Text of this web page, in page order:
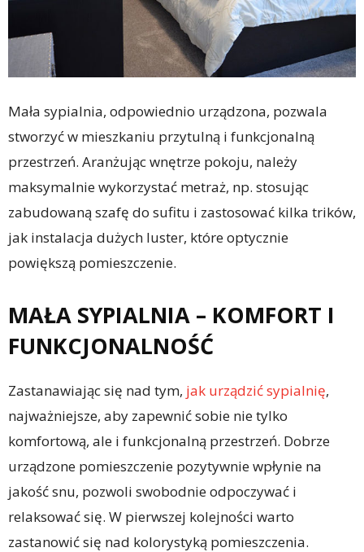
Mała sypialnia, odpowiednio urządzona, pozwala
stworzyć w mieszkaniu przytulną i funkcjonalną
przestrzeń. Aranżując wnętrze pokoju, należy
maksymalnie wykorzystać metraż, np. stosując
zabudowaną szafę do sufitu i zastosować kilka trików,
jak instalacja dużych luster, które optycznie
powiększą pomieszczenie.
MAŁA SYPIALNIA – KOMFORT I
FUNKCJONALNOŚĆ
Zastanawiając się nad tym, jak urządzić sypialnię,
najważniejsze, aby zapewnić sobie nie tylko
komfortową, ale i funkcjonalną przestrzeń. Dobrze
urządzone pomieszczenie pozytywnie wpłynie na
jakość snu, pozwoli swobodnie odpoczywać i
relaksować się. W pierwszej kolejności warto
zastanowić się nad kolorystyką pomieszczenia.